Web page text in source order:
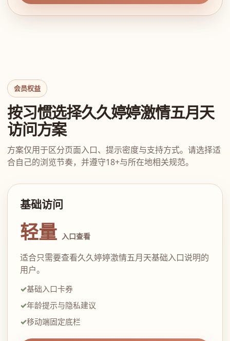
会员权益
按习惯选择久久婷婷激情五月天
访问方案
方案仅用于区分页面入口、提示密度与支持方式。请选择适
合自己的浏览节奏，并遵守18+与所在地相关规范。
基础访问
轻量 入口查看
适合只需要查看久久婷婷激情五月天基础入口说明的
用户。
基础入口卡券
年龄提示与隐私建议
移动端固定底栏